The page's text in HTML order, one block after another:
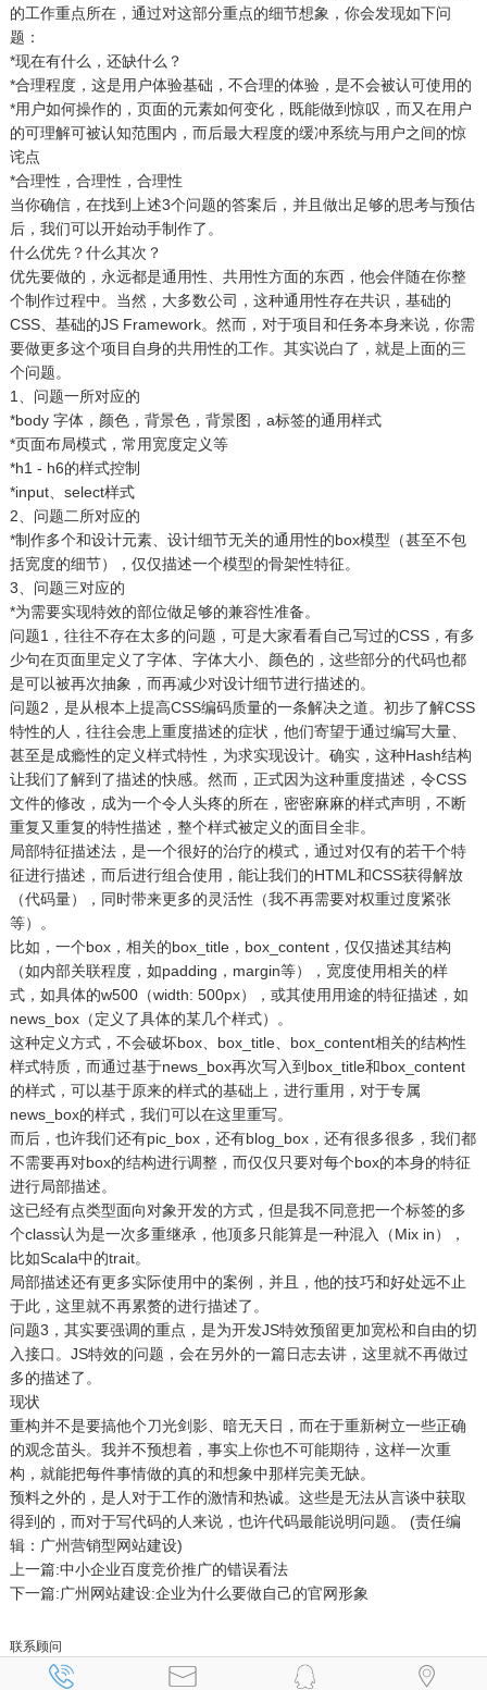
的工作重点所在，通过对这部分重点的细节想象，你会发现如下问
题：
*现在有什么，还缺什么？
*合理程度，这是用户体验基础，不合理的体验，是不会被认可使用的
*用户如何操作的，页面的元素如何变化，既能做到惊叹，而又在用户
的可理解可被认知范围内，而后最大程度的缓冲系统与用户之间的惊
诧点
*合理性，合理性，合理性
当你确信，在找到上述3个问题的答案后，并且做出足够的思考与预估
后，我们可以开始动手制作了。
什么优先？什么其次？
优先要做的，永远都是通用性、共用性方面的东西，他会伴随在你整
个制作过程中。当然，大多数公司，这种通用性存在共识，基础的
CSS、基础的JS Framework。然而，对于项目和任务本身来说，你需
要做更多这个项目自身的共用性的工作。其实说白了，就是上面的三
个问题。
1、问题一所对应的
*body 字体，颜色，背景色，背景图，a标签的通用样式
*页面布局模式，常用宽度定义等
*h1 - h6的样式控制
*input、select样式
2、问题二所对应的
*制作多个和设计元素、设计细节无关的通用性的box模型（甚至不包
括宽度的细节），仅仅描述一个模型的骨架性特征。
3、问题三对应的
*为需要实现特效的部位做足够的兼容性准备。
问题1，往往不存在太多的问题，可是大家看看自己写过的CSS，有多
少句在页面里定义了字体、字体大小、颜色的，这些部分的代码也都
是可以被再次抽象，而再减少对设计细节进行描述的。
问题2，是从根本上提高CSS编码质量的一条解决之道。初步了解CSS
特性的人，往往会患上重度描述的症状，他们寄望于通过编写大量、
甚至是成瘾性的定义样式特性，为求实现设计。确实，这种Hash结构
让我们了解到了描述的快感。然而，正式因为这种重度描述，令CSS
文件的修改，成为一个令人头疼的所在，密密麻麻的样式声明，不断
重复又重复的特性描述，整个样式被定义的面目全非。
局部特征描述法，是一个很好的治疗的模式，通过对仅有的若干个特
征进行描述，而后进行组合使用，能让我们的HTML和CSS获得解放
（代码量），同时带来更多的灵活性（我不再需要对权重过度紧张
等）。
比如，一个box，相关的box_title，box_content，仅仅描述其结构
（如内部关联程度，如padding，margin等），宽度使用相关的样
式，如具体的w500（width: 500px），或其使用用途的特征描述，如
news_box（定义了具体的某几个样式）。
这种定义方式，不会破坏box、box_title、box_content相关的结构性
样式特质，而通过基于news_box再次写入到box_title和box_content
的样式，可以基于原来的样式的基础上，进行重用，对于专属
news_box的样式，我们可以在这里重写。
而后，也许我们还有pic_box，还有blog_box，还有很多很多，我们都
不需要再对box的结构进行调整，而仅仅只要对每个box的本身的特征
进行局部描述。
这已经有点类型面向对象开发的方式，但是我不同意把一个标签的多
个class认为是一次多重继承，他顶多只能算是一种混入（Mix in），
比如Scala中的trait。
局部描述还有更多实际使用中的案例，并且，他的技巧和好处远不止
于此，这里就不再累赘的进行描述了。
问题3，其实要强调的重点，是为开发JS特效预留更加宽松和自由的切
入接口。JS特效的问题，会在另外的一篇日志去讲，这里就不再做过
多的描述了。
现状
重构并不是要搞他个刀光剑影、暗无天日，而在于重新树立一些正确
的观念苗头。我并不预想着，事实上你也不可能期待，这样一次重
构，就能把每件事情做的真的和想象中那样完美无缺。
预料之外的，是人对于工作的激情和热诚。这些是无法从言谈中获取
得到的，而对于写代码的人来说，也许代码最能说明问题。 (责任编
辑： 广州营销型网站建设)
上一篇:中小企业百度竞价推广的错误看法
下一篇:广州网站建设:企业为什么要做自己的官网形象
联系顾问